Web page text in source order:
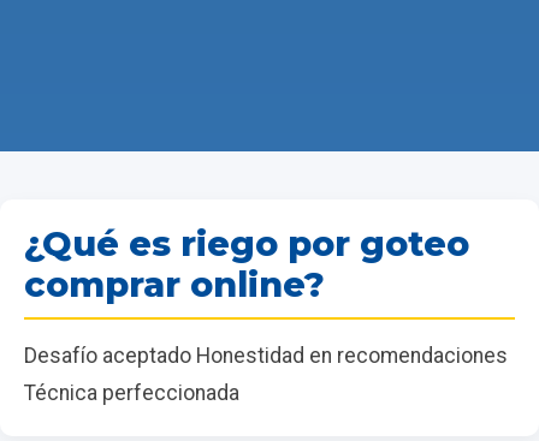
¿Qué es riego por goteo
comprar online?
Desafío aceptado Honestidad en recomendaciones
Técnica perfeccionada